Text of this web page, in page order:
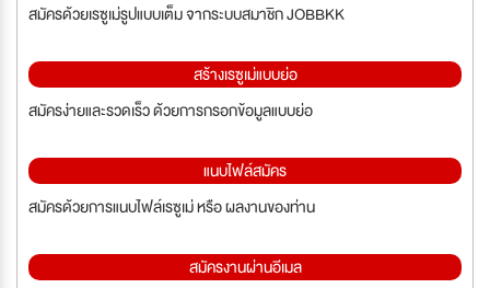
สมัครด้วยเรซูเม่รูปแบบเต็ม จากระบบสมาชิก JOBBKK
สร้างเรซูเม่แบบย่อ
สมัครง่ายและรวดเร็ว ด้วยการกรอกข้อมูลแบบย่อ
แนบไฟล์สมัคร
สมัครด้วยการแนบไฟล์เรซูเม่ หรือ ผลงานของท่าน
สมัครงานผ่านอีเมล